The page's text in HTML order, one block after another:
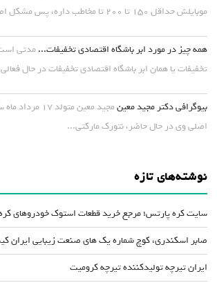
موبایلش حداقل ۱۵۰ تا ۲۰۰ تا مخاطب داره، پس مشکل اصلی...
همه چیز در مورد ابر باشگاه اقتصادی تخفیفات... مدتی
تخفیفات یا همان ابر باشگاه اقتصادی تخفیفات در حال
بیوگرافی دکتر مجید معین
اصلی وی در حال حاضر، نتورک مارکتی...
نوشته‌های تازه
سایت کره پارتس؛ مرجع خرید قطعات استوک خودروهای
صابر اسکندری، کوچ شماره یک های صنعت زیبایی ایران
ایران تیرچه تولیدکننده تیرچه کرومیت